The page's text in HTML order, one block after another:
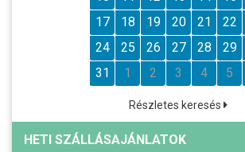
17
18 19 20 21 22
24
25 26 27 28 29
31
1 2 3 4 5
Részletes keresés
HETI SZÁLLÁSAJÁNLATOK